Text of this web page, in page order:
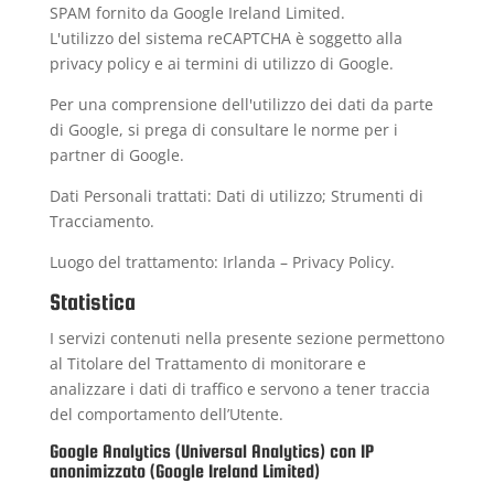
SPAM fornito da Google Ireland Limited.
L'utilizzo del sistema reCAPTCHA è soggetto alla
privacy policye ai termini di utilizzodi Google.
Per una comprensione dell'utilizzo dei dati da parte
di Google, si prega di consultare le norme per i
partner di Google.
Dati Personali trattati: Dati di utilizzo; Strumenti di
Tracciamento.
Luogo del trattamento: Irlanda – Privacy Policy.
Statistica
I servizi contenuti nella presente sezione permettono
al Titolare del Trattamento di monitorare e
analizzare i dati di traffico e servono a tener traccia
del comportamento dell’Utente.
Google Analytics (Universal Analytics) con IP
anonimizzato (Google Ireland Limited)